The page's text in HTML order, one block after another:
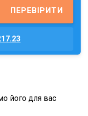
ПЕРЕВІРИТИ
його для вас